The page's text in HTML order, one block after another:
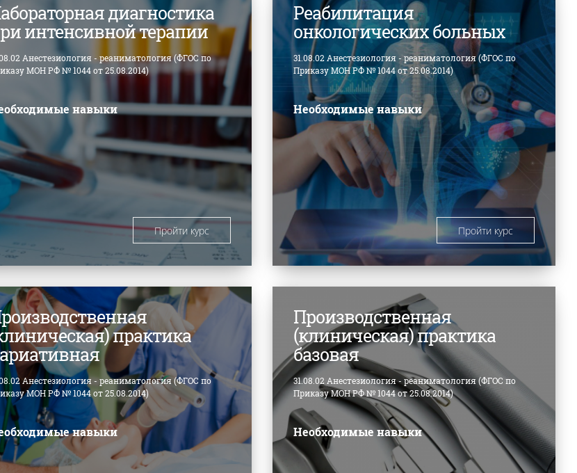
диагностика
интенсивной терапии
Анестезиология - реаниматология (ФГОС по
МОН РФ № 1044 от 25.08.2014)
навыки
Пройти курс
Реабилитация
онкологических больных
31.08.02 Анестезиология - реаниматология (ФГОС по
Приказу МОН РФ № 1044 от 25.08.2014)
Необходимые навыки
Пройти курс
практика
Анестезиология - реаниматология (ФГОС по
МОН РФ № 1044 от 25.08.2014)
навыки
Производственная
(клиническая) практика
базовая
31.08.02 Анестезиология - реаниматология (ФГОС по
Приказу МОН РФ № 1044 от 25.08.2014)
Необходимые навыки